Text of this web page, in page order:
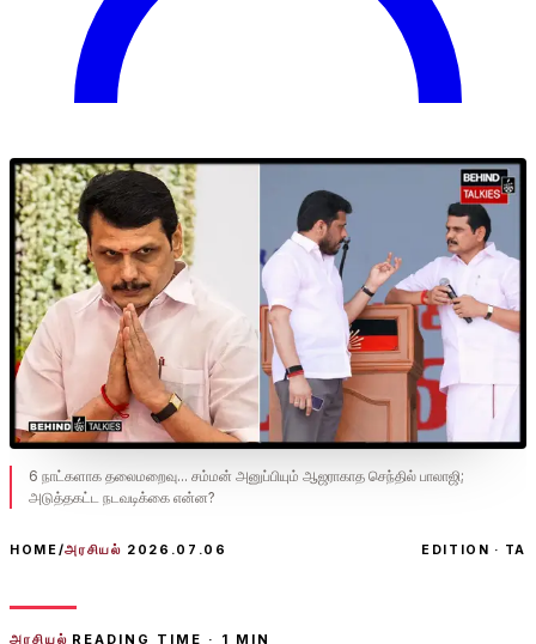
6 நாட்களாக தலைமறைவு... சம்மன் அனுப்பியும் ஆஜராகாத செந்தில் பாலாஜி;
அடுத்தகட்ட நடவடிக்கை என்ன?
HOME/அரசியல் 2026.07.06 EDITION · TA
அரசியல் READING TIME · 1 MIN